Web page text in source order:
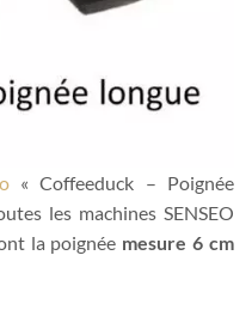
« Coffeeduck – Poignée
les machines SENSEO
la poignée mesure 6 cm